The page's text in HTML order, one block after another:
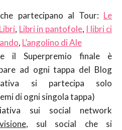
partecipano al Tour: Le
, Libri in pantofole, I libri ci
, L’angolino di Ale
il Superpremio finale è
ad ogni tappa del Blog
si partecipa solo
di ogni singola tappa)
sui social network
, sul social che si